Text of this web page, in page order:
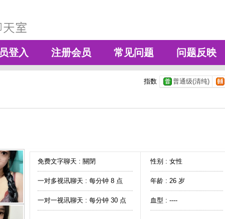
登入 注册会员 常见问题 问题反映
指数 普通级(清纯)
免费文字聊天 : 關閉
一对多视讯聊天 : 每分钟 8 点
一对一视讯聊天 : 每分钟 30 点
性别 : 女性
年龄 : 26 岁
血型 : ----